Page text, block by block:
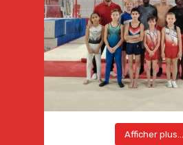
Afficher plus...